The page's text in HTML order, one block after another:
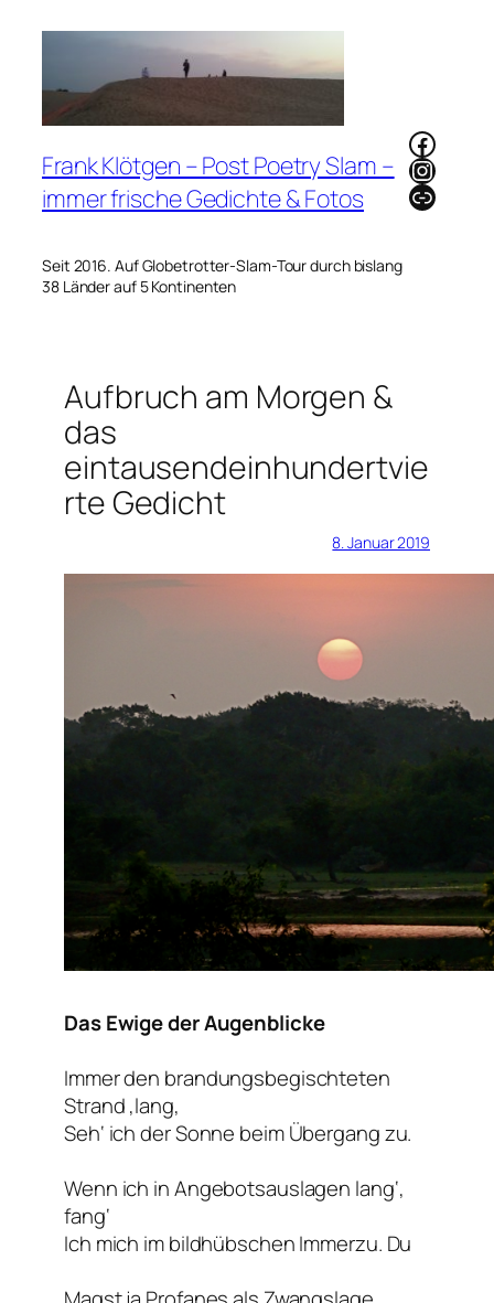
Frank Klötgen – Post Poetry Slam –
immer frische Gedichte & Fotos
Seit 2016. Auf Globetrotter-Slam-Tour durch bislang
38 Länder auf 5 Kontinenten
Link
Aufbruch am Morgen &
das
eintausendeinhundertvie
rte Gedicht
8. Januar 2019
Das Ewige der Augenblicke
Immer den brandungsbegischteten
Strand ‚lang,
Seh‘ ich der Sonne beim Übergang zu.
Wenn ich in Angebotsauslagen lang‘,
fang‘
Ich mich im bildhübschen Immerzu. Du